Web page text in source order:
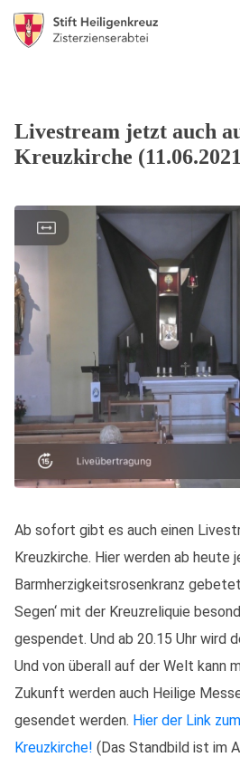
Livestream jetzt auch
Kreuzkirche
Ab sofort gibt es auch einen
Kreuzkirche. Hier werden ab heute
Barmherzigkeitsrosenkranz
Segen‘ mit der Kreuzreliquie
gespendet. Und ab 20.15 Uhr wird
Und von überall auf der Welt kann
Zukunft werden auch Heilige
gesendet werden. Hier der Link
Kreuzkirche! (Das Standbild ist im